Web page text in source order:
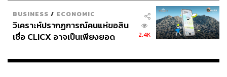
BUSINESS / ECONOMIC
วิเคราะห์ปรากฏการณ์คนแห่ขอสิน
เชื่อ CLICX อาจเป็นเพียงยอด
เรือนไทยที่ถูกซุกไว้
2.4K